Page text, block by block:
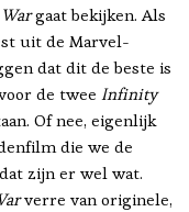
gaat bekijken. Als
uit de Marvel-
dat dit de beste is
de twee Infinity
Of nee, eigenlijk
die we de
zijn er wel wat.
verre van originele,